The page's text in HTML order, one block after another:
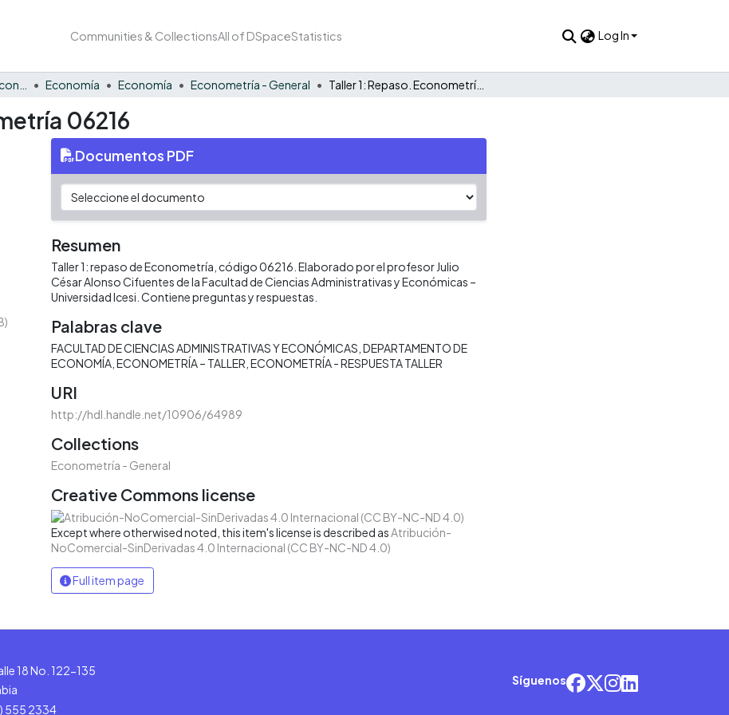
Communities & CollectionsAll of DSpaceStatistics Log In
Economía Economía Econometría - General Taller 1: Repaso. Econometría 06216
06216
Documentos PDF
Resumen
Taller 1: repaso de Econometría, código 06216. Elaborado por el profesor Julio
César Alonso Cifuentes de la Facultad de Ciencias Administrativas y Económicas –
Universidad Icesi. Contiene preguntas y respuestas.
Palabras clave
FACULTAD DE CIENCIAS ADMINISTRATIVAS Y ECONÓMICAS DEPARTAMENTO DE
ECONOMÍA ECONOMETRÍA – TALLER ECONOMETRÍA - RESPUESTA TALLER
URI
http://hdl.handle.net/10906/64989
Collections
Econometría - General
Creative Commons license
Except where otherwised noted, this item's license is described asAtribución-
NoComercial-SinDerivadas 4.0 Internacional (CC BY-NC-ND 4.0)
Full item page
18 No. 122-135
555 2334
Síguenos